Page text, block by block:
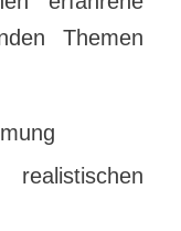
Themen